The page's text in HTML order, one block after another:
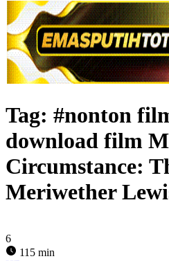
Tag: #nonton
download film
Circumstance:
Meriwether
6
115 min